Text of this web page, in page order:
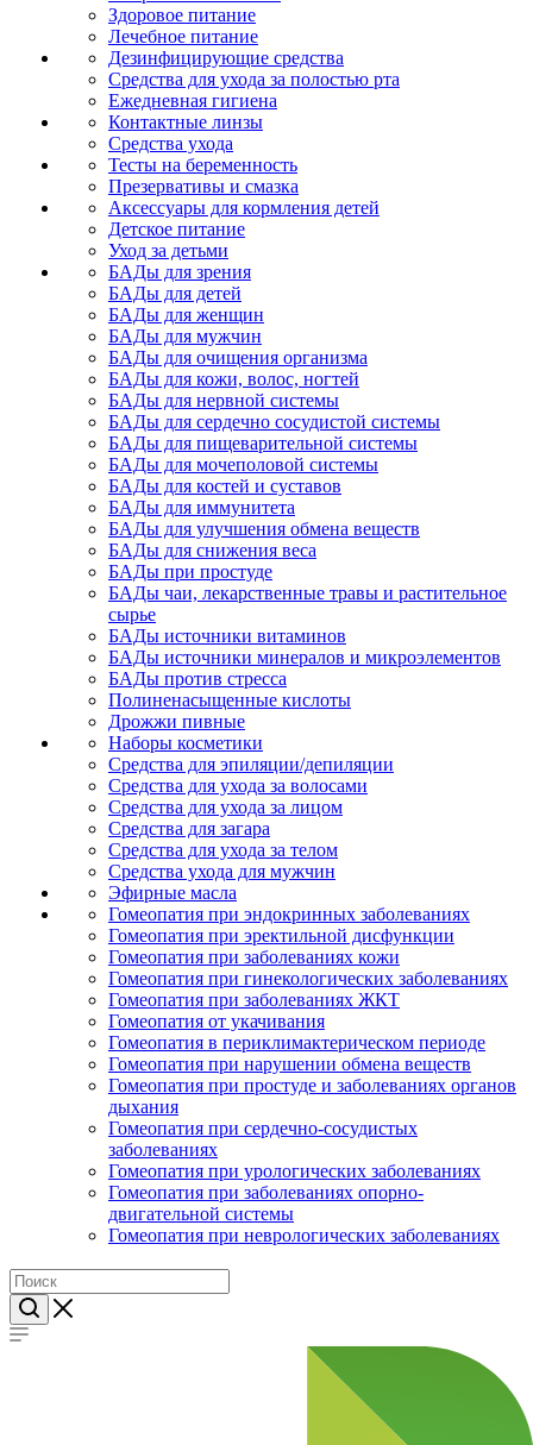
Здоровое питание
Лечебное питание
Дезинфицирующие средства
Средства для ухода за полостью рта
Ежедневная гигиена
Контактные линзы
Средства ухода
Тесты на беременность
Презервативы и смазка
Аксессуары для кормления детей
Детское питание
Уход за детьми
БАДы для зрения
БАДы для детей
БАДы для женщин
БАДы для мужчин
БАДы для очищения организма
БАДы для кожи, волос, ногтей
БАДы для нервной системы
БАДы для сердечно сосудистой системы
БАДы для пищеварительной системы
БАДы для мочеполовой системы
БАДы для костей и суставов
БАДы для иммунитета
БАДы для улучшения обмена веществ
БАДы для снижения веса
БАДы при простуде
БАДы чаи, лекарственные травы и растительное
сырье
БАДы источники витаминов
БАДы источники минералов и микроэлементов
БАДы против стресса
Полиненасыщенные кислоты
Дрожжи пивные
Наборы косметики
Средства для эпиляции/депиляции
Средства для ухода за волосами
Средства для ухода за лицом
Средства для загара
Средства для ухода за телом
Средства ухода для мужчин
Эфирные масла
Гомеопатия при эндокринных заболеваниях
Гомеопатия при эректильной дисфункции
Гомеопатия при заболеваниях кожи
Гомеопатия при гинекологических заболеваниях
Гомеопатия при заболеваниях ЖКТ
Гомеопатия от укачивания
Гомеопатия в периклимактерическом периоде
Гомеопатия при нарушении обмена веществ
Гомеопатия при простуде и заболеваниях органов
дыхания
Гомеопатия при сердечно-сосудистых
заболеваниях
Гомеопатия при урологических заболеваниях
Гомеопатия при заболеваниях опорно-
двигательной системы
Гомеопатия при неврологических заболеваниях